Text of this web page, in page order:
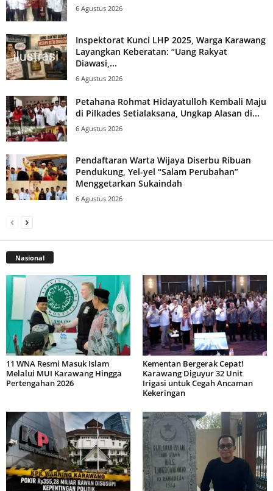
6 Agustus 2026
Inspektorat Kunci LHP 2025, Warga Karawang
Layangkan Keberatan: “Uang Rakyat
Diawasi,...
6 Agustus 2026
Petahana Rohmat Hidayatulloh Kembali Maju
di Pilkades Setialaksana, Ungkap Alasan di...
6 Agustus 2026
Pendaftaran Warta Wijaya Diserbu Ribuan
Pendukung, Yel-yel “Salam Perubahan”
Menggetarkan Sukaindah
6 Agustus 2026
Nasional
11 WNA Resmi Masuk Islam
Melalui MUI Karawang Hingga
Pertengahan 2026
Kementan Bergerak Cepat!
Karawang Diguyur 32 Unit
Irigasi untuk Cegah Ancaman
Kekeringan